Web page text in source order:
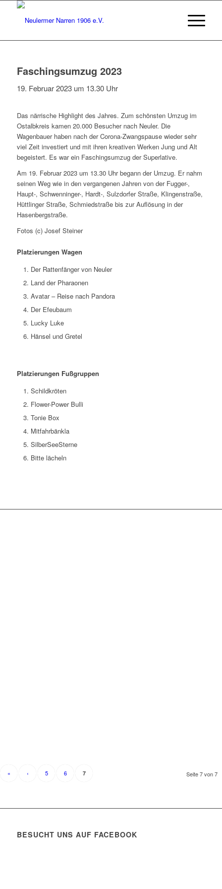
Faschingsumzug 2023
19. Februar 2023 um 13.30 Uhr
Das närrische Highlight des Jahres. Zum schönsten Umzug im
Ostalbkreis kamen 20.000 Besucher nach Neuler. Die
Wagenbauer haben nach der Corona-Zwangspause wieder sehr
viel Zeit investiert und mit ihren kreativen Werken Jung und Alt
begeistert. Es war ein Faschingsumzug der Superlative.
Am 19. Februar 2023 um 13.30 Uhr begann der Umzug. Er nahm
seinen Weg wie in den vergangenen Jahren von der Fugger-,
Haupt-, Schwenninger-, Hardt-, Sulzdorfer Straße, Klingenstraße,
Hüttlinger Straße, Schmiedstraße bis zur Auflösung in der
Hasenbergstraße.
Fotos (c) Josef Steiner
Platzierungen Wagen
Der Rattenfänger von Neuler
Land der Pharaonen
Avatar – Reise nach Pandora
Der Efeubaum
Lucky Luke
Hänsel und Gretel
Platzierungen Fußgruppen
Schildkröten
Flower-Power Bulli
Tonie Box
Mitfahrbänkla
SilberSeeSterne
Bitte lächeln
Seite 7 von 7
« ‹ 5 6 7
BESUCHT UNS AUF FACEBOOK